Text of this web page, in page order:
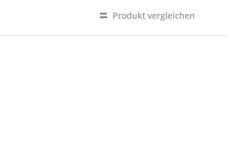
Produkt vergleichen